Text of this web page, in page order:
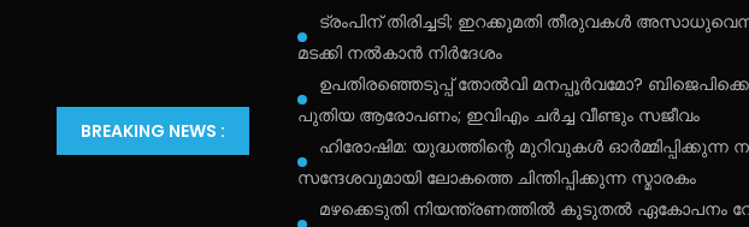
BREAKING NEWS :
ട്രംപിന് തിരിച്ചടി; ഇറക്കുമതി തീരുവകൾ
മടക്കി നൽകാൻ നിർദേശം
ഉപതിരഞ്ഞെടുപ്പ് തോൽവി മനപ്പൂർവമോ?
പുതിയ ആരോപണം; ഇവിഎം ചർച്ച വീണ്ടും സജീവം
ഹിരോഷിമ: യുദ്ധത്തിന്റെ മുറിവുകൾ ഓർമ്മിപ്പിക്കുന്ന
സന്ദേശവുമായി ലോകത്തെ ചിന്തിപ്പിക്കുന്ന സ്മാരകം
മഴക്കെടുതി നിയന്ത്രണത്തിൽ കൂടുതൽ ഏകോപനം